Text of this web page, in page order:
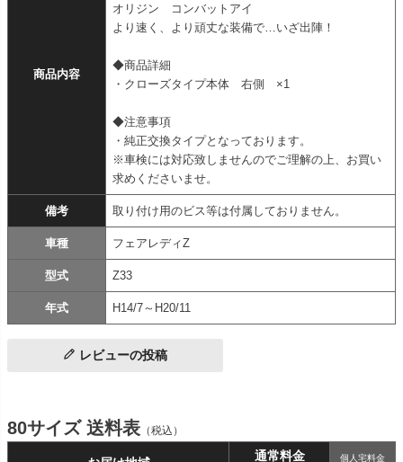
商品内容
オリジン コンバットアイ
より速く、より頑丈な装備で…いざ出陣！
◆商品詳細
・クローズタイプ本体 右側 ×1
◆注意事項
・純正交換タイプとなっております。
※車検には対応致しませんのでご理解の上、お買い
求めくださいませ。
備考 取り付け用のビス等は付属しておりません。
車種 フェアレディZ
型式 Z33
年式 H14/7～H20/11
レビューの投稿
80サイズ 送料表 （税込）
通常料金 個人宅料金